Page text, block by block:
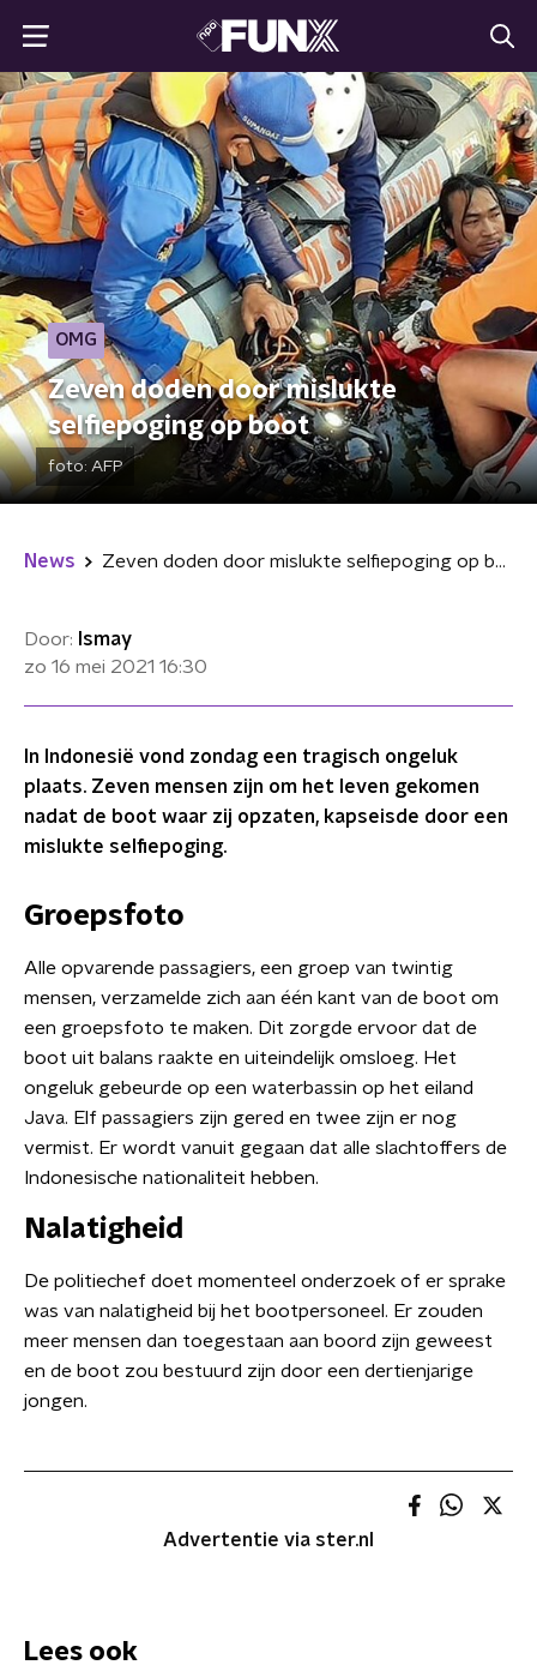
OMG
Zeven doden door mislukte
selfiepoging op boot
foto: AFP
News Zeven doden door mislukte selfiepoging op boot
Door:
Ismay
zo 16 mei 2021 16:30
In Indonesië vond zondag een tragisch ongeluk
plaats. Zeven mensen zijn om het leven gekomen
nadat de boot waar zij opzaten, kapseisde door een
mislukte selfiepoging.
Groepsfoto
Alle opvarende passagiers, een groep van twintig
mensen, verzamelde zich aan één kant van de boot om
een groepsfoto te maken. Dit zorgde ervoor dat de
boot uit balans raakte en uiteindelijk omsloeg. Het
ongeluk gebeurde op een waterbassin op het eiland
Java. Elf passagiers zijn gered en twee zijn er nog
vermist. Er wordt vanuit gegaan dat alle slachtoffers de
Indonesische nationaliteit hebben.
Nalatigheid
De politiechef doet momenteel onderzoek of er sprake
was van nalatigheid bij het bootpersoneel. Er zouden
meer mensen dan toegestaan aan boord zijn geweest
en de boot zou bestuurd zijn door een dertienjarige
jongen.
Advertentie via ster.nl
Lees ook